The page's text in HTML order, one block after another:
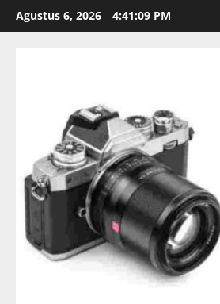
Agustus 6, 2026 4:41:10 PM